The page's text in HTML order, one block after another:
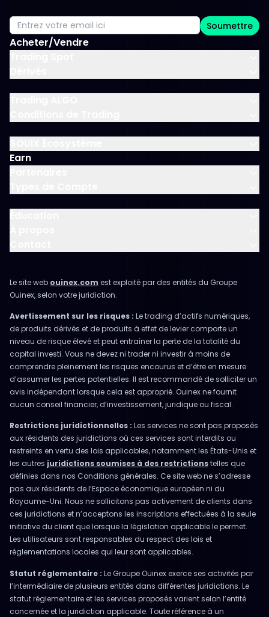
Acheter/Vendre
Earn
Soumettre
Le site web ouinex.com est exploité par des entités du Groupe
Ouinex, selon votre juridiction.
Avertissement sur les risques : Le trading d’actifs numériques,
de produits dérivés et de produits à effet de levier comporte un
niveau de risque élevé et peut entraîner la perte de la totalité du
capital investi. Vous ne devez ni trader ni investir à moins de
comprendre pleinement les risques encourus et d’être en mesure
d’assumer les pertes potentielles. Il est recommandé de solliciter un
avis indépendant lorsque cela est approprié. Ouinex ne fournit
aucun conseil financier, d’investissement, juridique ou fiscal.
Restrictions juridictionnelles : Les services ne sont pas proposés
aux résidents des juridictions où ces services sont interdits ou
restreints en vertu des lois applicables, notamment les États-Unis et
les autres juridictions soumises à des restrictionstelles que
définies dans nos Conditions générales. Ce site web ne s’adresse
pas aux résidents de l’Espace économique européen ni du
Royaume-Uni. Nous ne sollicitons pas activement de clients dans
ces juridictions et n’acceptons les inscriptions effectuées à la seule
initiative du client que lorsque la législation applicable le permet.
Les utilisateurs sont responsables du respect des lois et
réglementations locales qui leur sont applicables.
Statut réglementaire : Le Groupe Ouinex exerce ses activités par
l’intermédiaire de plusieurs entités dans différentes juridictions. Le
statut réglementaire et les services proposés varient selon l’entité
concernée et la juridiction applicable. Toute référence à un